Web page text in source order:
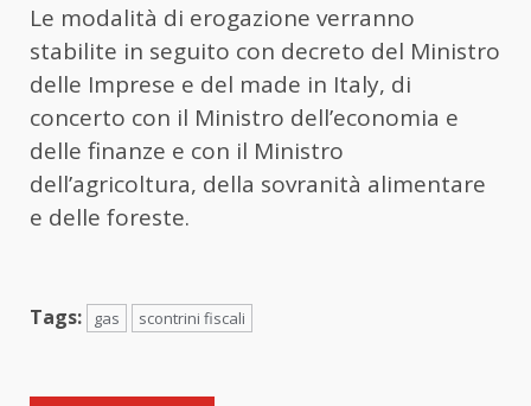
Le modalità di erogazione verranno
stabilite in seguito con decreto del Ministro
delle Imprese e del made in Italy, di
concerto con il Ministro dell’economia e
delle finanze e con il Ministro
dell’agricoltura, della sovranità alimentare
e delle foreste.
Tags: gas scontrini fiscali